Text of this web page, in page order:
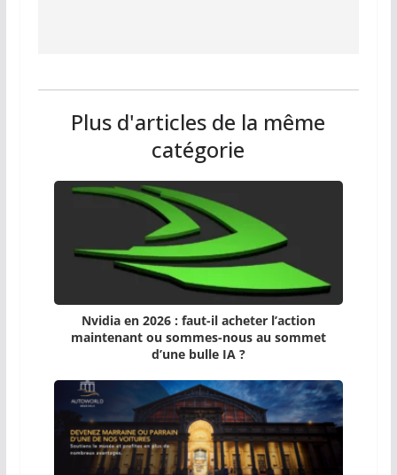
Plus d'articles de la même
catégorie
Nvidia en 2026 : faut-il acheter l’action
maintenant ou sommes-nous au sommet
d’une bulle IA ?